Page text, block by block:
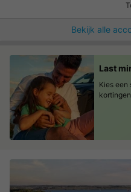
Bekijk alle
Last
Kies een